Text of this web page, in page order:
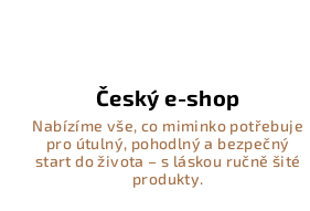
Český e-shop
Nabízíme vše, co miminko potřebuje
pro útulný, pohodlný a bezpečný
start do života – s láskou ručně šité
produkty.